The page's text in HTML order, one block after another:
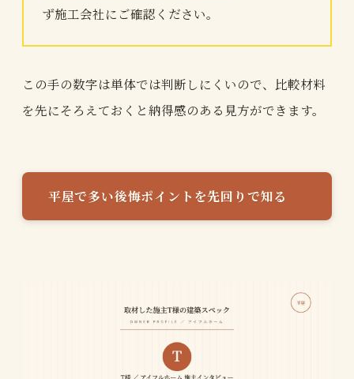
ず施工会社にご確認ください。
この手の数字は単体では判断しにくいので、比較材料
を先にそろえておくと納得感のある見方ができます。
平屋で多い後悔ポイントを先回りで知る